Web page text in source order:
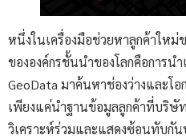
หนึ่งในเครื่องมือช่วยหาลูกค้าใหม่
ขององค์กรชั้นนำของโลกคือการน
GeoData มาค้นหาช่องว่างและโอ
เพียงแค่นำฐานข้อมูลลูกค้าที่บริษั
วิเคราะห์ร่วมและแสดงซ้อนทับ